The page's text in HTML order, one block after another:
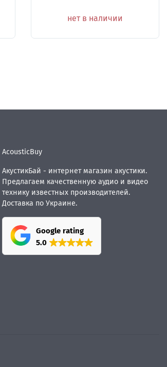
нет в наличии
AcousticBuy
АкустикБай - интернет магазин акустики.
Предлагаем качественную аудио и видео
технику известных производителей.
Доставка по Украине.
Google rating
5.0